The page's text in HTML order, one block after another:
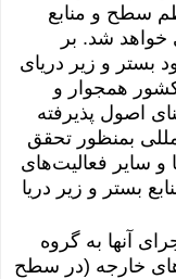
سطح و منابع
شد. بر
حدود بستر و زیر دریای
همجوار و
اصول پذیرفته
بمنظور تحقق
و سایر فعالیت‌های
بستر و زیر دریا
آنها به گروه
خارجه (در سطح